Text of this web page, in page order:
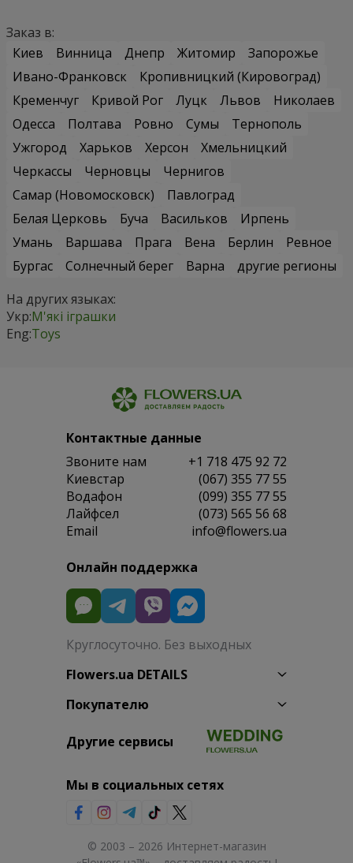
Заказ в:
Киев
Винница Днепр Житомир
Запорожье
Ивано-Франковск
Кропивницкий (Кировоград)
Кременчуг
Кривой Рог Луцк Львов
Николаев
Одесса
Полтава Ровно Сумы
Тернополь
Ужгород
Харьков Херсон
Хмельницкий
Черкассы
Черновцы
Чернигов
Самар (Новомосковск)
Павлоград
Белая Церковь
Буча Васильков
Ирпень
Умань
Варшава Прага Вена Берлин
Ревное
Бургас
Солнечный берег Варна
другие регионы
На других языках:
Укр:М'які іграшки
Eng:Toys
Контактные данные
Звоните нам
+1 718 475 92 72
Киевстар
(067) 355 77 55
Водафон
(099) 355 77 55
Лайфсел
(073) 565 56 68
Email
info@flowers.ua
Онлайн поддержка
Круглосуточно. Без выходных
Flowers.ua DETAILS
Покупателю
Другие сервисы
Мы в социальных сетях
© 2003 – 2026 Интернет-магазин